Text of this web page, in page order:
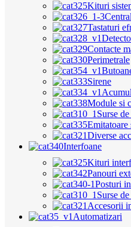
Kituri
Tastaturi
Contacte
Perimetrale
Sirene
Module si
Surse
Emitatoare
Diverse
Interfoane
Kituri
Panouri
Posturi
Surse
Accesorii
Automatizari